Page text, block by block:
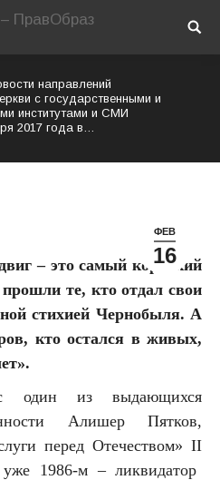
направлений
с государственными и
институтами и СМИ
2017 года в…
ФЕВ
16
– это самый короткий
те, кто отдал свои
стихией Чернобыля. А
кто остался в живых,
один из выдающихся
Алишер Пятков,
перед Отечеством» II
1986-м – ликвидатор